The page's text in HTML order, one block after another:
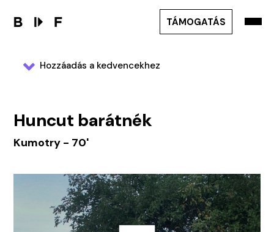
TÁMOGATÁS
Hozzáadás a kedvencekhez
Huncut barátnék
Kumotry - 70'